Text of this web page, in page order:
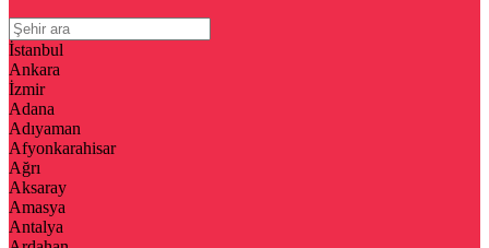
İstanbul
Ankara
İzmir
Adana
Adıyaman
Afyonkarahisar
Ağrı
Aksaray
Amasya
Antalya